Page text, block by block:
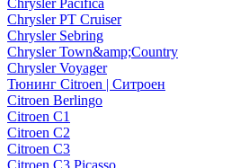
Chrysler Pacifica
Chrysler PT Cruiser
Chrysler Sebring
Chrysler Town&amp;Country
Chrysler Voyager
Тюнинг Citroen | Ситроен
Citroen Berlingo
Citroen C1
Citroen C2
Citroen C3
Citroen C3 Picasso